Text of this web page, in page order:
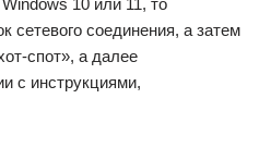
сетевого соединения, а затем
спот», а далее
с инструкциями,